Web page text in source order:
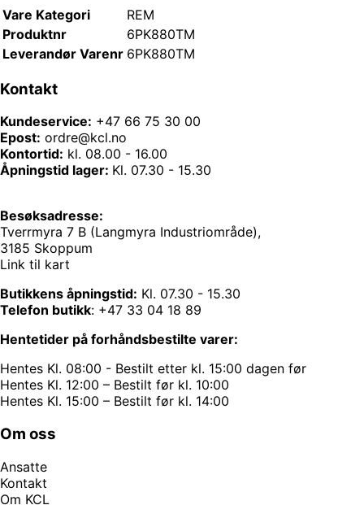
Vare Kategori
REM
Produktnr
6PK880TM
Leverandør Varenr 6PK880TM
Kontakt
Kundeservice: +47 66 75 30 00
Epost: ordre@kcl.no
Kontortid: kl. 08.00 - 16.00
Åpningstid lager: Kl. 07.30 - 15.30
Besøksadresse:
Tverrmyra 7 B (Langmyra Industriområde),
3185 Skoppum
Link til kart
Butikkens åpningstid: Kl. 07.30 - 15.30
Telefon butikk: +47 33 04 18 89
Hentetider på forhåndsbestilte varer:
Hentes Kl. 08:00 - Bestilt etter kl. 15:00 dagen før
Hentes Kl. 12:00 – Bestilt før kl. 10:00
Hentes Kl. 15:00 – Bestilt før kl. 14:00
Om oss
Ansatte
Kontakt
Om KCL